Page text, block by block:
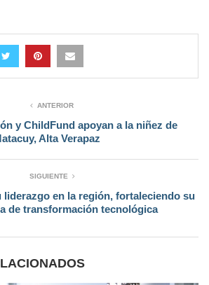
ANTERIOR
y ChildFund apoyan a la niñez de
Alta Verapaz
SIGUIENTE
liderazgo en la región, fortaleciendo su
de transformación tecnológica